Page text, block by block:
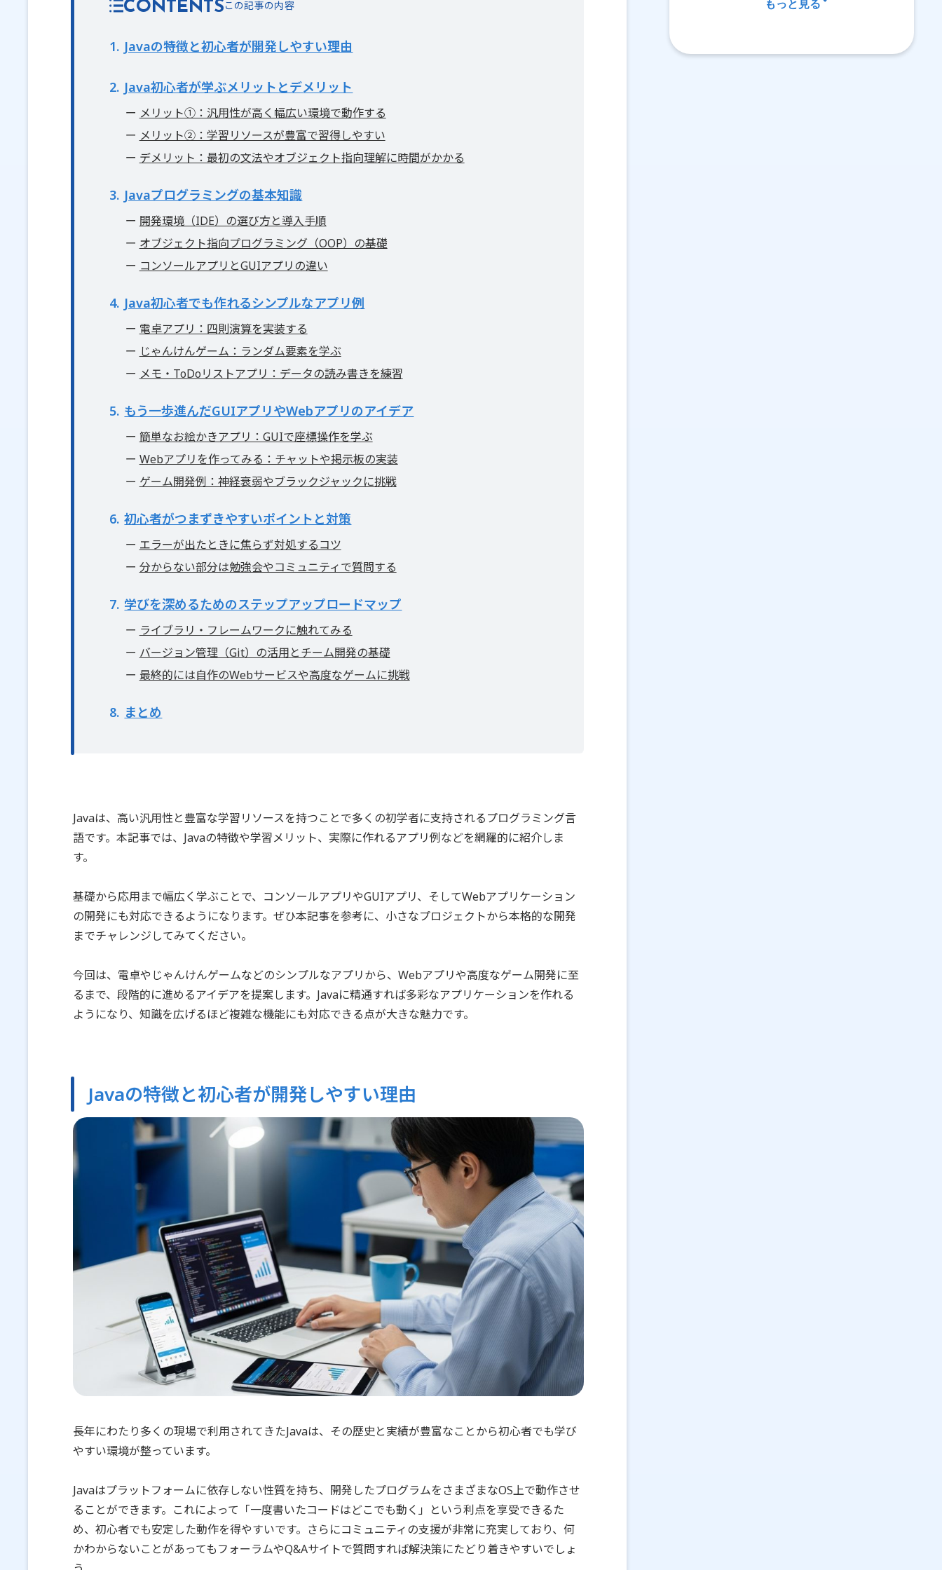
CONTENTS
1 Javaの特徴と初心者が開発しやすい理由
2 Java初心者が学ぶメリットとデメリット
メリット①：汎用性が高く幅広い環境で動作する
メリット②：学習リソースが豊富で習得しやすい
デメリット：最初の文法やオブジェクト指向理解に時間がかかる
3 Javaプログラミングの基本知識
開発環境（IDE）の選び方と導入手順
オブジェクト指向プログラミング（OOP）の基礎
コンソールアプリとGUIアプリの違い
4 Java初心者でも作れるシンプルなアプリ例
電卓アプリ：四則演算を実装する
じゃんけんゲーム：ランダム要素を学ぶ
メモ・ToDoリストアプリ：データの読み書きを練習
5 もう一歩進んだGUIアプリやWebアプリのアイデア
簡単なお絵かきアプリ：GUIで座標操作を学ぶ
Webアプリを作ってみる：チャットや掲示板の実装
ゲーム開発例：神経衰弱やブラックジャックに挑戦
6 初心者がつまずきやすいポイントと対策
エラーが出たときに焦らず対処するコツ
分からない部分は勉強会やコミュニティで質問する
7 学びを深めるためのステップアップロードマップ
ライブラリ・フレームワークに触れてみる
バージョン管理（Git）の活用とチーム開発の基礎
最終的には自作のWebサービスや高度なゲームに挑戦
8 まとめ
Javaは、高い汎用性と豊富な学習リソースを持つことで多くの初学者に支持されるプログラミング言
語です。本記事では、Javaの特徴や学習メリット、実際に作れるアプリ例などを網羅的に紹介しま
す。
基礎から応用まで幅広く学ぶことで、コンソールアプリやGUIアプリ、そしてWebアプリケーション
の開発にも対応できるようになります。ぜひ本記事を参考に、小さなプロジェクトから本格的な開発
までチャレンジしてみてください。
今回は、電卓やじゃんけんゲームなどのシンプルなアプリから、Webアプリや高度なゲーム開発に至
るまで、段階的に進めるアイデアを提案します。Javaに精通すれば多彩なアプリケーションを作れる
ようになり、知識を広げるほど複雑な機能にも対応できる点が大きな魅力です。
Javaの特徴と初心者が開発しやすい理由
長年にわたり多くの現場で利用されてきたJavaは、その歴史と実績が豊富なことから初心者でも学び
やすい環境が整っています。
Javaはプラットフォームに依存しない性質を持ち、開発したプログラムをさまざまなOS上で動作させ
ることができます。これによって「一度書いたコードはどこでも動く」という利点を享受できるた
め、初心者でも安定した動作を得やすいです。さらにコミュニティの支援が非常に充実しており、何
かわからないことがあってもフォーラムやQ&Aサイトで質問すれば解決策にたどり着きやすいでしょ
もっと見る